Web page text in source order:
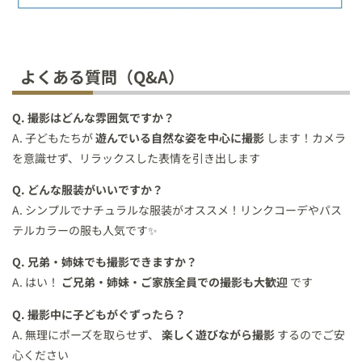
よくある質問（Q&A）
Q. 撮影はどんな雰囲気ですか？
A. 子どもたちが遊んでいる自然な姿を中心に撮影 します！カメラ
を意識せず、リラックスした表情を引き出します
Q. どんな服装がいいですか？
A. シンプルでナチュラルな服装がオススメ！リンクコーデやパス
テルカラーの服も人気です✨
Q. 兄弟・姉妹でも撮影できますか？
A. はい！ ご兄弟・姉妹・ご家族全員での撮影も大歓迎 です
Q. 撮影中に子どもがぐずったら？
A. 無理にポーズを取らせず、 楽しく遊びながら撮影 するのでご安
心ください